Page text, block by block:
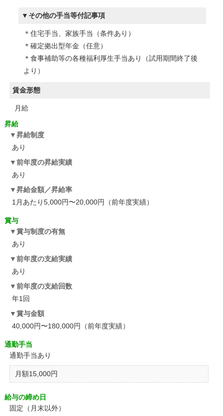
その他の手当等付記事項
＊住宅手当、家族手当（条件あり）
＊確定拠出型年金（任意）
＊食事補助等の各種福利厚生手当あり（試用期間終了後
より）
賃金形態
月給
昇給
昇給制度
あり
前年度の昇給実績
あり
昇給金額／昇給率
1月あたり5,000円〜20,000円（前年度実績）
賞与
賞与制度の有無
あり
前年度の支給実績
あり
前年度の支給回数
年1回
賞与金額
40,000円〜180,000円（前年度実績）
通勤手当
通勤手当あり
月額15,000円
給与の締め日
固定（月末以外）